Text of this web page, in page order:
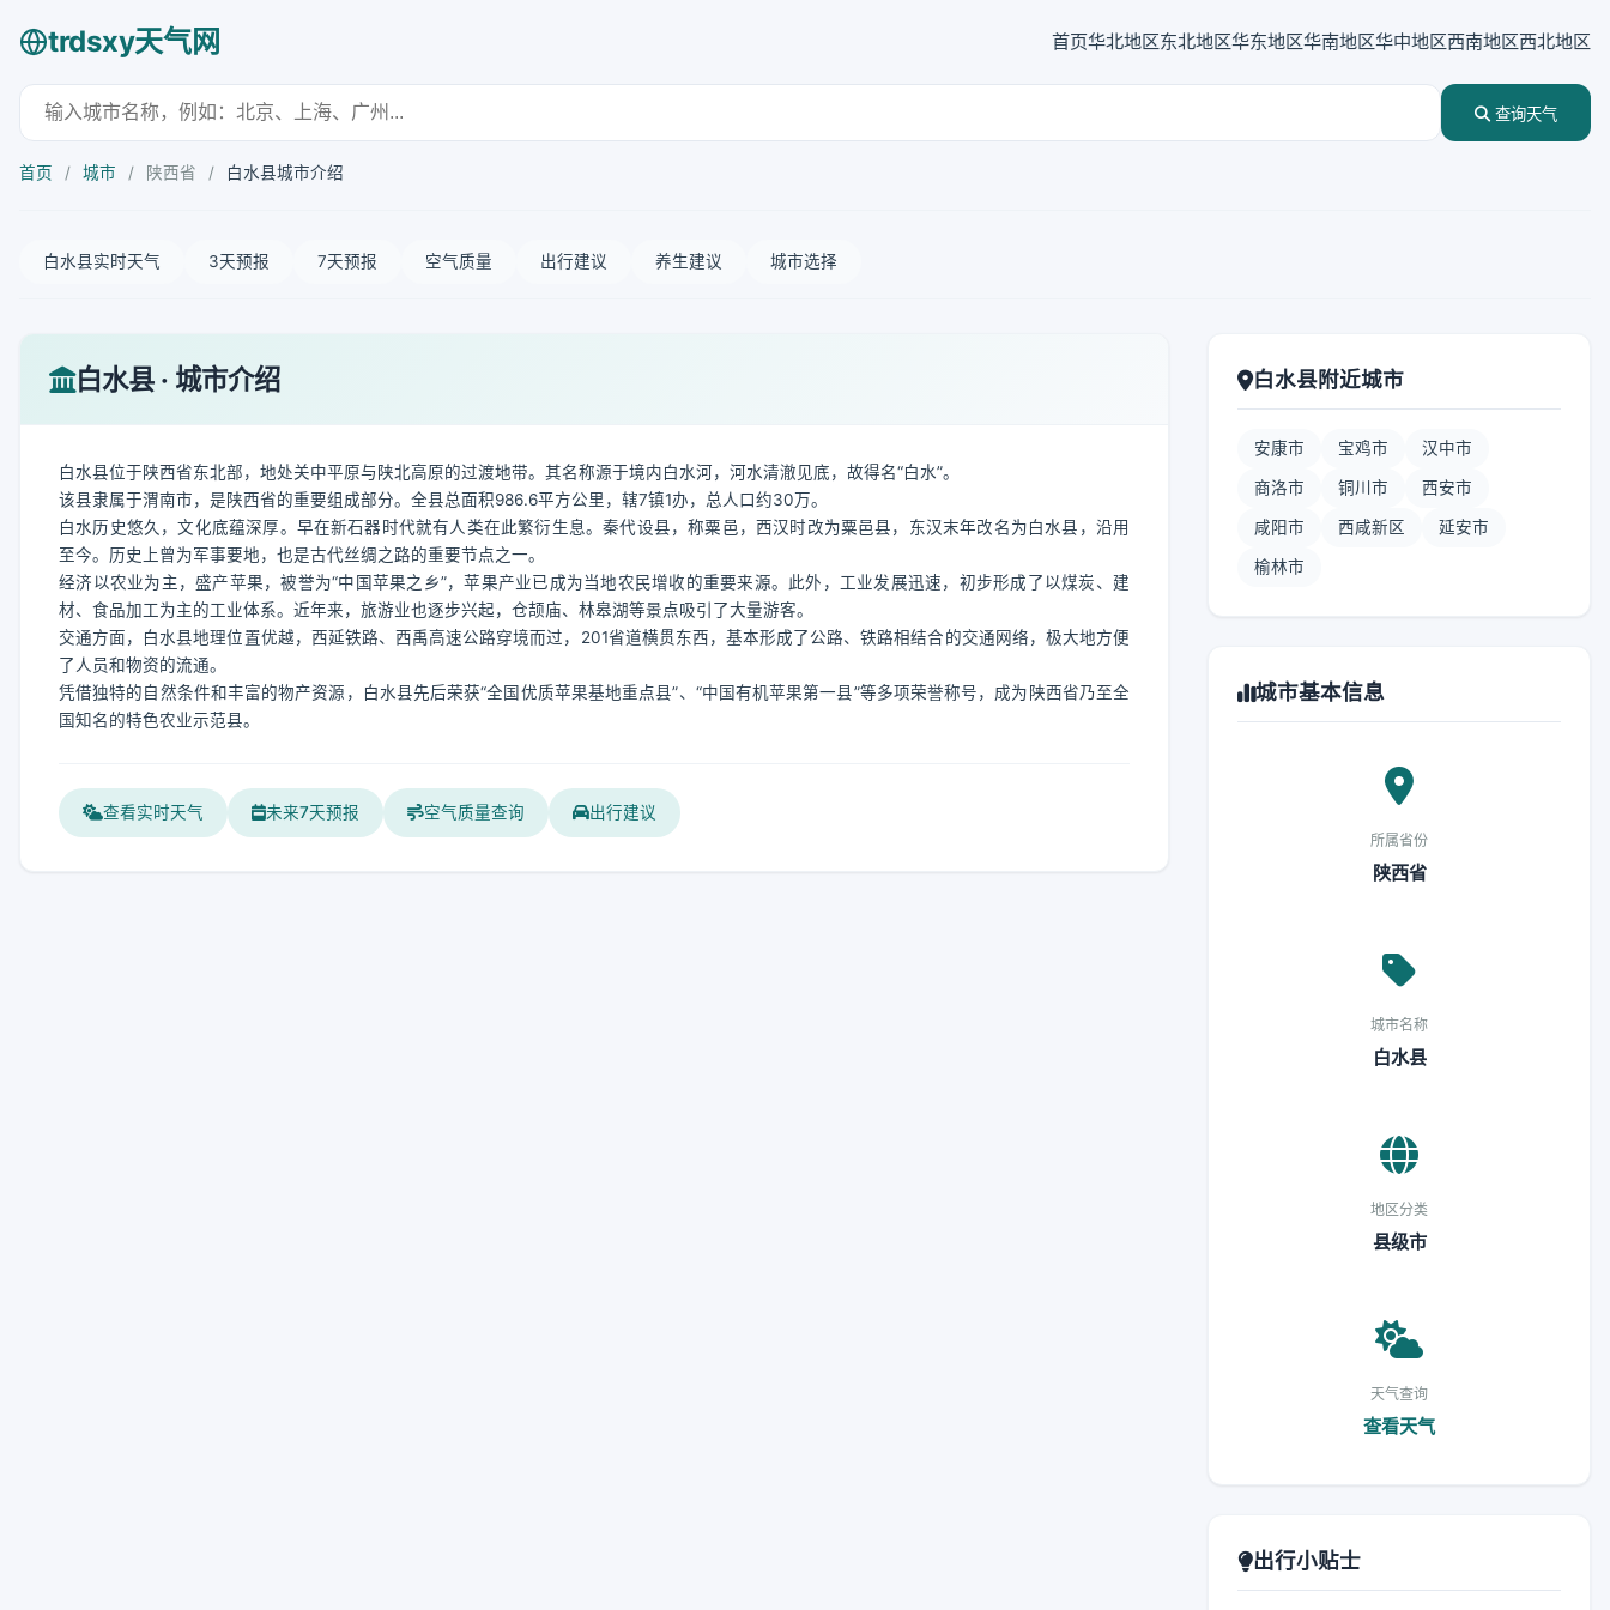
trdsxy天气网 首页华北地区东北地区华东地区华南地区华中地区西南地区西北地区
查询天气
首页 / 城市 / 陕西省 / 白水县城市介绍
白水县实时天气 3天预报 7天预报 空气质量 出行建议 养生建议 城市选择
白水县 · 城市介绍
白水县位于陕西省东北部，地处关中平原与陕北高原的过渡地带。其名称源于境内白水河，河水清澈见底，故得名“白水”。
该县隶属于渭南市，是陕西省的重要组成部分。全县总面积986.6平方公里，辖7镇1办，总人口约30万。
白水历史悠久，文化底蕴深厚。早在新石器时代就有人类在此繁衍生息。秦代设县，称粟邑，西汉时改为粟邑县，东汉末年改名为白水县，沿用
至今。历史上曾为军事要地，也是古代丝绸之路的重要节点之一。
经济以农业为主，盛产苹果，被誉为“中国苹果之乡”，苹果产业已成为当地农民增收的重要来源。此外，工业发展迅速，初步形成了以煤炭、建
材、食品加工为主的工业体系。近年来，旅游业也逐步兴起，仓颉庙、林皋湖等景点吸引了大量游客。
交通方面，白水县地理位置优越，西延铁路、西禹高速公路穿境而过，201省道横贯东西，基本形成了公路、铁路相结合的交通网络，极大地方便
了人员和物资的流通。
凭借独特的自然条件和丰富的物产资源，白水县先后荣获“全国优质苹果基地重点县”、“中国有机苹果第一县”等多项荣誉称号，成为陕西省乃至全
国知名的特色农业示范县。
查看实时天气 未来7天预报 空气质量查询 出行建议
白水县附近城市
安康市 宝鸡市 汉中市
商洛市 铜川市 西安市
咸阳市 西咸新区 延安市
榆林市
城市基本信息
所属省份
陕西省
城市名称
白水县
地区分类
县级市
天气查询
查看天气
出行小贴士